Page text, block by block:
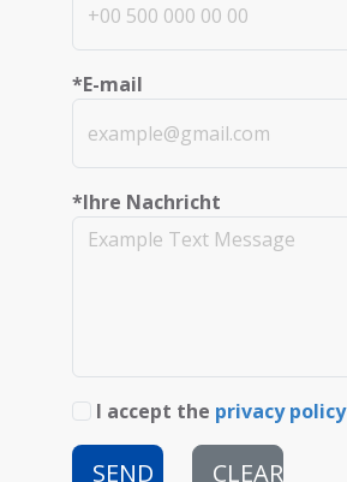
*E-mail
*Ihre Nachricht
I accept the privacy policy
SEND CLEAR